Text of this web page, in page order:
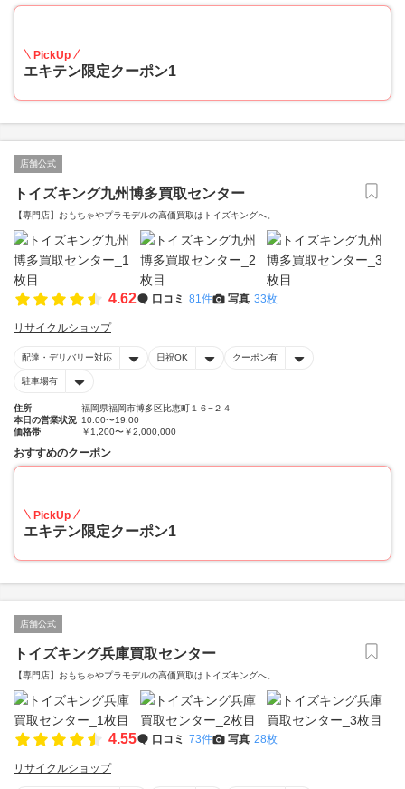
PickUp
エキテン限定クーポン1
店舗公式
トイズキング九州博多買取センター
【専門店】おもちゃやプラモデルの高価買取はトイズキングへ。‎
4.62 口コミ 81件 写真 33枚
リサイクルショップ
配達・デリバリー対応 日祝OK クーポン有
駐車場有
住所
福岡県福岡市博多区比恵町１６−２４
本日の営業状況 10:00〜19:00
価格帯
￥1,200〜￥2,000,000
おすすめのクーポン
PickUp
エキテン限定クーポン1
店舗公式
トイズキング兵庫買取センター
【専門店】おもちゃやプラモデルの高価買取はトイズキングへ。‎
4.55 口コミ 73件 写真 28枚
リサイクルショップ